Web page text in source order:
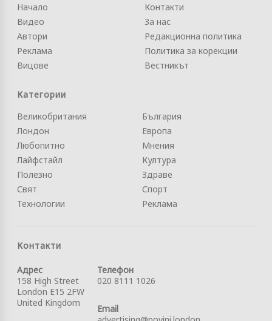
Начало
Видео
Автори
Реклама
Вицове
Контакти
За нас
Редакционна политика
Политика за корекции
Вестникът
Категории
Великобритания
Лондон
Любопитно
Лайфстайл
Полезно
Свят
Технологии
България
Европа
Мнения
Култура
Здраве
Спорт
Реклама
Контакти
Адрес
158 High Street
London E15 2FW
United Kingdom
Телефон
020 8111 1026
Email